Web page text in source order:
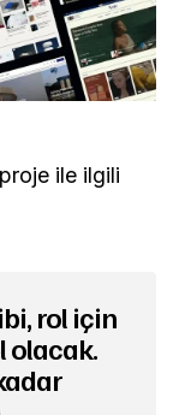
ile ilgili
rol için
olacak.